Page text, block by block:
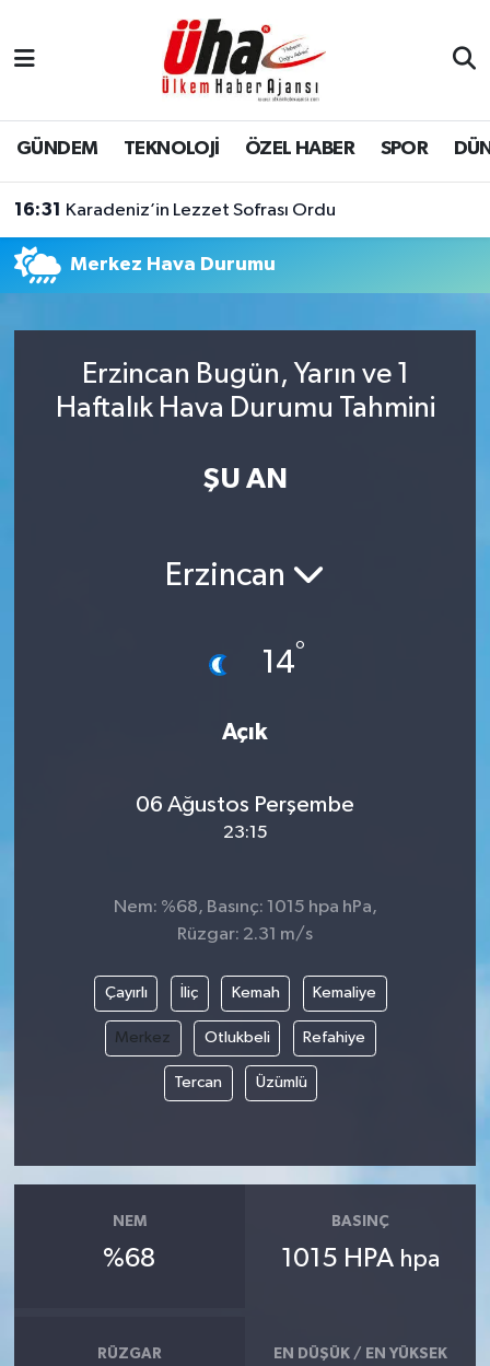
GÜNDEM TEKNOLOJİ ÖZEL HABER SPOR
16:31 Karadeniz’in Lezzet Sofrası Ordu
Merkez Hava Durumu
Erzincan Bugün, Yarın ve 1
Haftalık Hava Durumu Tahmini
ŞU AN
Erzincan
14°
Açık
06 Ağustos Perşembe
23:15
Nem: %68, Basınç: 1015 hpa hPa,
Rüzgar: 2.31 m/s
Çayırlı İliç Kemah Kemaliye
Merkez Otlukbeli Refahiye
Tercan Üzümlü
NEM
%68
BASINÇ
1015 HPA hpa
RÜZGAR EN DÜŞÜK / EN YÜKSEK
İstanbul Nöbetçi Eczaneler
İstanbul Hava Durumu
Tüm Manşetler
Son Dakika Haberleri